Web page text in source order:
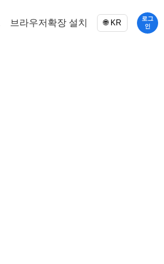
브라우저확장 설치 🌐 KR
로그
인